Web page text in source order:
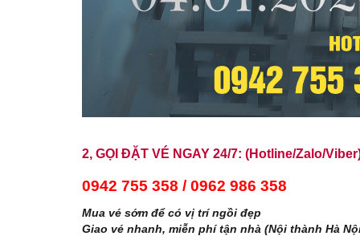
2, GỌI ĐẶT VÉ NGAY 24/7: (Hotline/Zalo/
0942 755 358 / 0962 986 358
Mua vé sớm để có vị trí ngồi đẹp
Giao vé nhanh, miễn phí tận nhà (Nội thành Hà